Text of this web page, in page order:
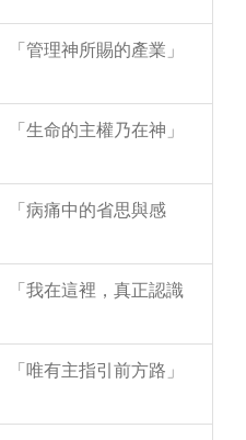
管理神所賜的產業」
生命的主權乃在神」
「病痛中的省思與感
「我在這裡，真正認識
唯有主指引前方路」